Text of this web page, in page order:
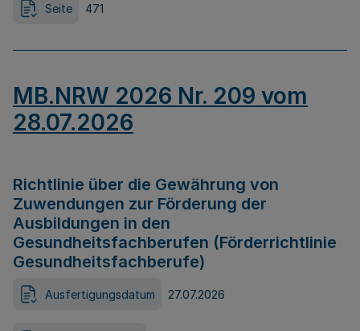
Seite 471
MB.NRW 2026 Nr. 209 vom
28.07.2026
Richtlinie über die Gewährung von
Zuwendungen zur Förderung der
Ausbildungen in den
Gesundheitsfachberufen (Förderrichtlinie
Gesundheitsfachberufe)
Ausfertigungsdatum 27.07.2026